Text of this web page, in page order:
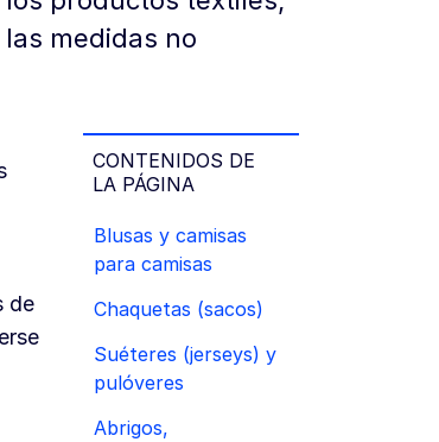
medidas no
CONTENIDOS DE
LA PÁGINA
Blusas y camisas
para camisas
Chaquetas (sacos)
Suéteres (jerseys) y
pulóveres
Abrigos,
de